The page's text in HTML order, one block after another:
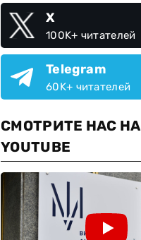
X
100K+ читателей
Telegram
60K+ читателей
СМОТРИТЕ НАС НА
YOUTUBE